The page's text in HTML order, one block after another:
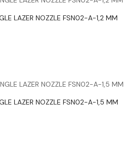
LAZER NOZZLE FSN02-A-1,2 MM
LAZER NOZZLE FSN02-A-1,5 MM